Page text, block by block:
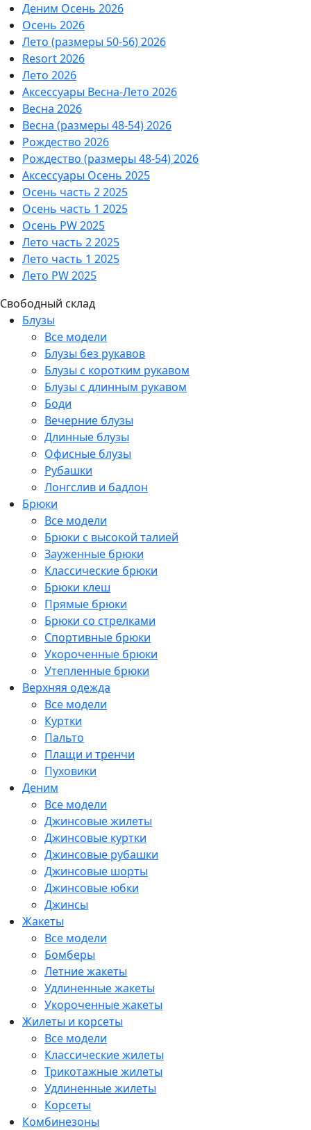
Деним Осень 2026
Осень 2026
Лето (размеры 50-56) 2026
Resort 2026
Лето 2026
Аксессуары Весна-Лето 2026
Весна 2026
Весна (размеры 48-54) 2026
Рождество 2026
Рождество (размеры 48-54) 2026
Аксессуары Осень 2025
Осень часть 2 2025
Осень часть 1 2025
Осень PW 2025
Лето часть 2 2025
Лето часть 1 2025
Лето PW 2025
Свободный склад
Блузы
Все модели
Блузы без рукавов
Блузы с коротким рукавом
Блузы с длинным рукавом
Боди
Вечерние блузы
Длинные блузы
Офисные блузы
Рубашки
Лонгслив и бадлон
Брюки
Все модели
Брюки с высокой талией
Зауженные брюки
Классические брюки
Брюки клеш
Прямые брюки
Брюки со стрелками
Спортивные брюки
Укороченные брюки
Утепленные брюки
Верхняя одежда
Все модели
Куртки
Пальто
Плащи и тренчи
Пуховики
Деним
Все модели
Джинсовые жилеты
Джинсовые куртки
Джинсовые рубашки
Джинсовые шорты
Джинсовые юбки
Джинсы
Жакеты
Все модели
Бомберы
Летние жакеты
Удлиненные жакеты
Укороченные жакеты
Жилеты и корсеты
Все модели
Классические жилеты
Трикотажные жилеты
Удлиненные жилеты
Корсеты
Комбинезоны